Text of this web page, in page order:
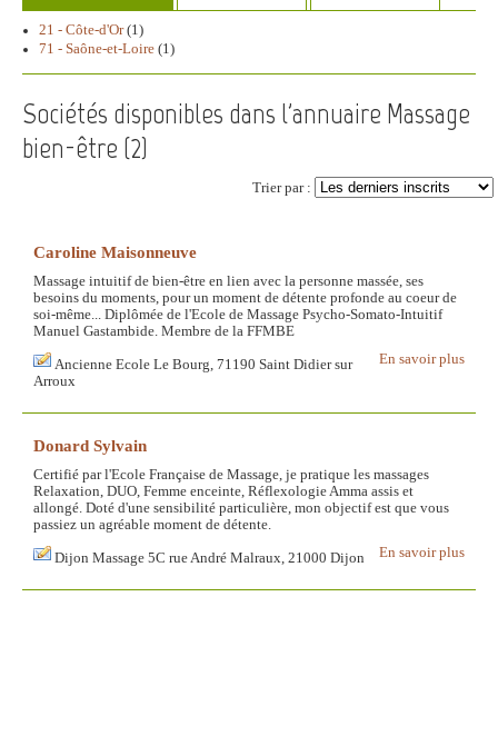
21 - Côte-d'Or(1)
71 - Saône-et-Loire (1)
Sociétés disponibles dans l'annuaire Massage
bien-être (2)
Trier par :
Caroline Maisonneuve
Massage intuitif de bien-être en lien avec la personne massée, ses
besoins du moments, pour un moment de détente profonde au coeur de
soi-même... Diplômée de l'Ecole de Massage Psycho-Somato-Intuitif
Manuel Gastambide. Membre de la FFMBE
En savoir plus
Ancienne Ecole Le Bourg, 71190 Saint Didier sur
Arroux
Donard Sylvain
Certifié par l'Ecole Française de Massage, je pratique les massages
Relaxation, DUO, Femme enceinte, Réflexologie Amma assis et
allongé. Doté d'une sensibilité particulière, mon objectif est que vous
passiez un agréable moment de détente.
En savoir plus
Dijon Massage 5C rue André Malraux, 21000 Dijon